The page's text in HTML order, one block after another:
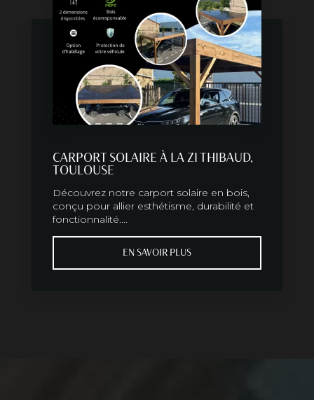
CARPORT SOLAIRE À LA ZI THIBAUD,
TOULOUSE
Découvrez notre carport solaire en bois,
conçu pour allier esthétisme, durabilité et
fonctionnalité....
EN SAVOIR PLUS